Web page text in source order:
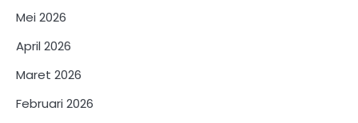
Mei 2026
April 2026
Maret 2026
Februari 2026